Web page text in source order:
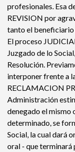
profesionales. Esa
REVISION por
tanto el beneficiario
El proceso
Juzgado de lo
Resolución.
interponer frente a
RECLAMACION
Administración
denegado el mismo
determinado, se
Social, la cual dará
oral - que terminará